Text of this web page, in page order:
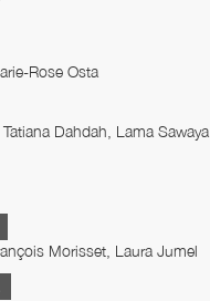
Rose Osta
Dahdah, Lama Sawaya
Morisset, Laura Jumel